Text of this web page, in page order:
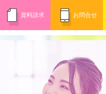
資料請求 お問合せ